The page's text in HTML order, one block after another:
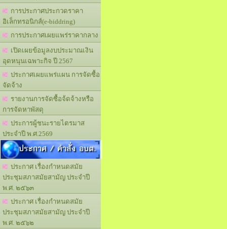
การประกาศประกวดราคา
อิเล็กทรอนิกส์(e-biddring)
การประกาศเผยแพร่ราคากลาง
เปิดเผยข้อมูลงบประมาณเงิน
อุดหนุนเฉพาะกิจ ปี 2567
ประกาศเผยแพร่แผน การจัดซื้อ
จัดจ้าง
รายงานการจัดซื้อจ้ดจ้างหรือ
การจัดหาพัสดุ
ประการผู้ชนะรายไตรมาส
ประจำปี พ.ศ.2569
ประกาศ / คำสั่ง อบต.
ประกาศ เรื่องกำหนดสมัย
ประชุมสภาสมัยสามัญ ประจำปี
พ.ศ. ๒๕๖๓
ประกาศ เรื่องกำหนดสมัย
ประชุมสภาสมัยสามัญ ประจำปี
พ.ศ. ๒๕๖๒